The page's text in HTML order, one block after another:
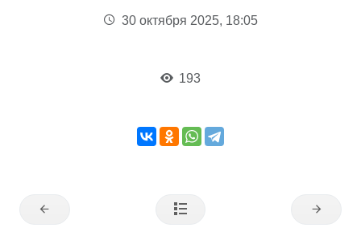
30 октября 2025, 18:05
193